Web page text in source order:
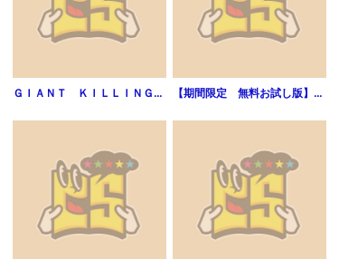
ＧＩＡＮＴ ＫＩＬＬＩＮＧ （3） 【期間限定 無料お試し版】学校怪談（３）